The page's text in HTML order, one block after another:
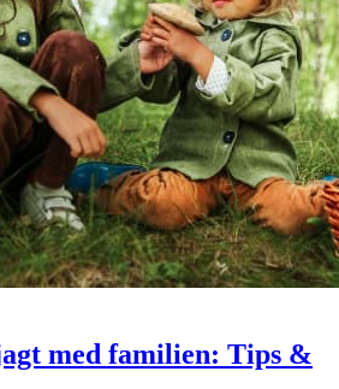
med familien: Tips &